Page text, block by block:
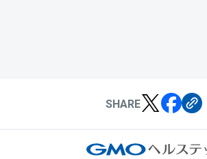
SHARE